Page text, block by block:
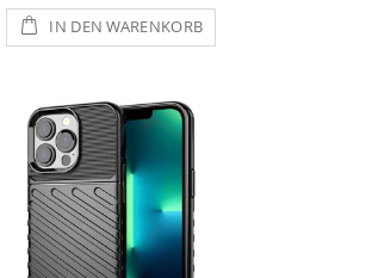
IN DEN WARENKORB